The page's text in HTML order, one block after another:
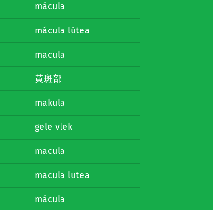
mácula
mácula lútea
macula
黄斑部
makula
gele vlek
macula
macula lutea
mácula